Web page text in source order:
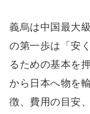
義烏は中国最大
の第一歩は「安
るための基本を
から日本へ物を
徴、費用の目安